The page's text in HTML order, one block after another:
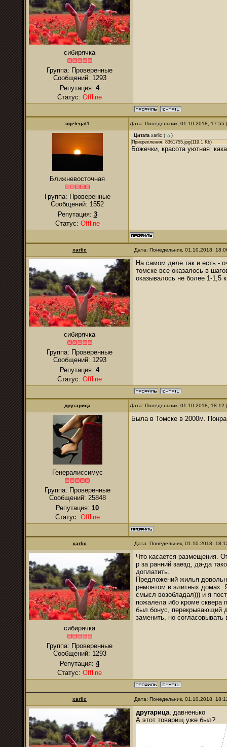
сибирячка
Группа: Проверенные
Сообщений: 1293
Репутация: 4
Статус: Offline
ugelegal1 Дата: Понедельник, 01.10.2018,
Ближневосточная
Группа: Проверенные
Сообщений: 1552
Репутация: 3
Статус: Offline
Цитата xarlic (
)
Прикрепления: 8361755.jpg(119.1 Kb)
Божечки, красота уютная
xarlic Дата: Понедельник, 01.10.2018,
сибирячка
Группа: Проверенные
Сообщений: 1293
Репутация: 4
Статус: Offline
На самом деле так и есть -
томске все оказалось в
оказывалось не более 1-1,5
другарица Дата: Понедельник, 01.10.2018,
Генералиссимус
Группа: Проверенные
Сообщений: 25848
Репутация: 10
Статус: Offline
Была в Томске в 2000м.
xarlic Дата: Понедельник, 01.10.2018,
сибирячка
Группа: Проверенные
Сообщений: 1293
Репутация: 4
Статус: Offline
Что касается размещения.
р за ранний заезд, да-да
доплатить.
Предложений жилья
ремонтом в элитных домах.
смысл возобладал))) и я
пожалела ибо кроме сквера
был бонус, перекрывающий
заменить, но
xarlic Дата: Понедельник, 01.10.2018,
другарица, давненько
А этот товарищ уже был?